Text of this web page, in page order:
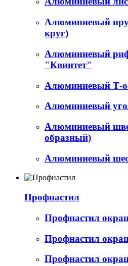
Алюминиевый
круг)
Алюминиевый
"Квинтет"
Алюминиевый Т-
Алюминиевый
Алюминиевый
образный)
Алюминиевый
Профнастил
Профнастил
Профнастил
Профнастил